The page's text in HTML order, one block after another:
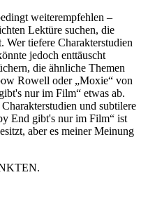
weiterempfehlen –
Lektüre suchen, die
Wer tiefere Charakterstudien
jedoch enttäuscht
die ähnliche Themen
Rowell oder „Moxie“ von
nur im Film“ etwas ab.
und subtilere
End gibt's nur im Film“ ist
aber es meiner Meinung